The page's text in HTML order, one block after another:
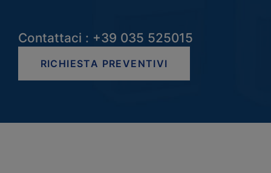
Contattaci : +39 035 525015
RICHIESTA PREVENTIVI